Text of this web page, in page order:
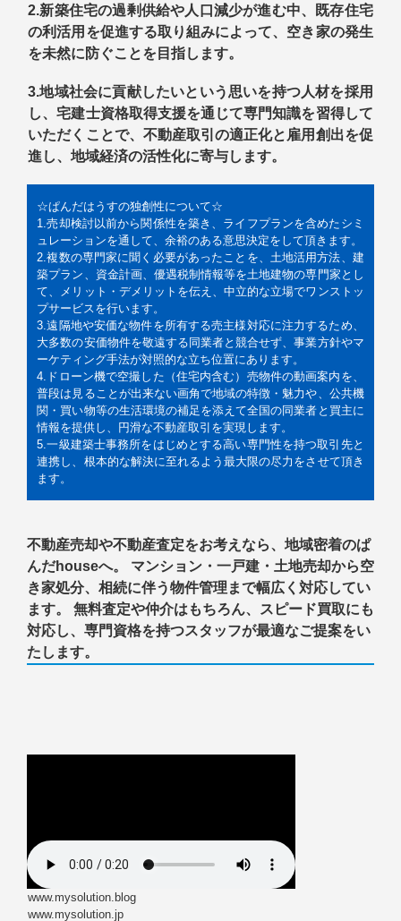
2.新築住宅の過剰供給や人口減少が進む中、既存住宅
の利活用を促進する取り組みによって、空き家の発生
を未然に防ぐことを目指します。
3.地域社会に貢献したいという思いを持つ人材を採用
し、宅建士資格取得支援を通じて専門知識を習得して
いただくことで、不動産取引の適正化と雇用創出を促
進し、地域経済の活性化に寄与します。
☆ぱんだはうすの独創性について☆
1.売却検討以前から関係性を築き、ライフプランを含めたシミ
ュレーションを通して、余裕のある意思決定をして頂きます。
2.複数の専門家に聞く必要があったことを、土地活用方法、建
築プラン、資金計画、優遇税制情報等を土地建物の専門家とし
て、メリット・デメリットを伝え、中立的な立場でワンストッ
プサービスを行います。
3.遠隔地や安価な物件を所有する売主様対応に注力するため、
大多数の安価物件を敬遠する同業者と競合せず、事業方針やマ
ーケティング手法が対照的な立ち位置にあります。
4.ドローン機で空撮した（住宅内含む）売物件の動画案内を、
普段は見ることが出来ない画角で地域の特徴・魅力や、公共機
関・買い物等の生活環境の補足を添えて全国の同業者と買主に
情報を提供し、円滑な不動産取引を実現します。
5.一級建築士事務所をはじめとする高い専門性を持つ取引先と
連携し、根本的な解決に至れるよう最大限の尽力をさせて頂き
ます。
不動産売却や不動産査定をお考えなら、地域密着のぱ
んだhouseへ。 マンション・一戸建・土地売却から空
き家処分、相続に伴う物件管理まで幅広く対応してい
ます。 無料査定や仲介はもちろん、スピード買取にも
対応し、専門資格を持つスタッフが最適なご提案をい
たします。
www.mysolution.blog
www.mysolution.jp